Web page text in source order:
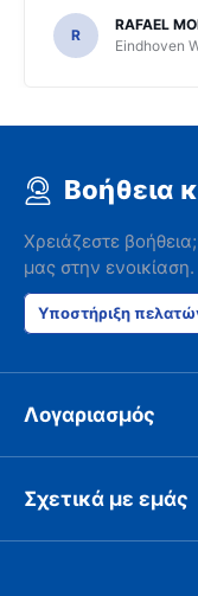
R
RAFAEL
Eindhoven
Βοήθεια
Χρειάζεστε
μας στην ενοικίαση.
Υποστήριξη
Λογαριασμός
Σχετικά με εμάς